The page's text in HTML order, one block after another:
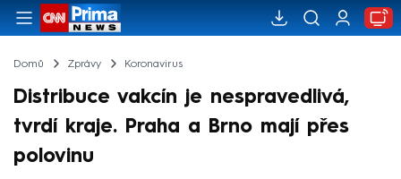
Domů Zprávy Koronavirus
Distribuce vakcín je nespravedlivá,
tvrdí kraje. Praha a Brno mají přes
polovinu